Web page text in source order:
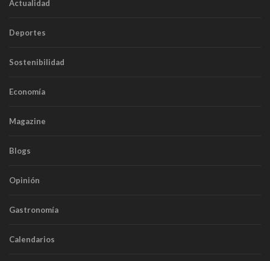
Actualidad
Deportes
Sostenibilidad
Economía
Magazine
Blogs
Opinión
Gastronomía
Calendarios